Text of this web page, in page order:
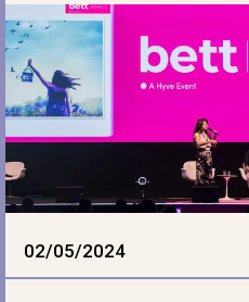
02/05/2024